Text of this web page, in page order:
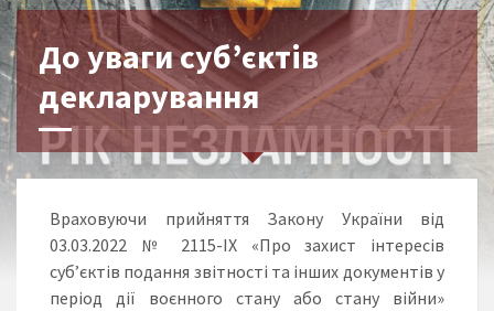
До уваги суб’єктів
декларування
Враховуючи прийняття Закону України від
03.03.2022 № 2115-ІХ «Про захист інтересів
суб’єктів подання звітності та інших документів у
період дії воєнного стану або стану війни»